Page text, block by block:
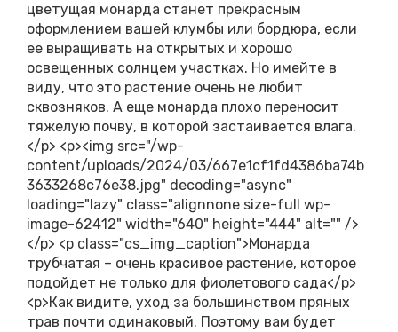
цветущая монарда станет прекрасным
оформлением вашей клумбы или бордюра, если
ее выращивать на открытых и хорошо
освещенных солнцем участках. Но имейте в
виду, что это растение очень не любит
сквозняков. А еще монарда плохо переносит
тяжелую почву, в которой застаивается влага.
</p> <p><img src="/wp-
content/uploads/2024/03/667e1cf1fd4386ba74b
3633268c76e38.jpg" decoding="async"
loading="lazy" class="alignnone size-full wp-
image-62412" width="640" height="444" alt="" />
</p> <p class="cs_img_caption">Монарда
трубчатая – очень красивое растение, которое
подойдет не только для фиолетового сада</p>
<p>Как видите, уход за большинством пряных
трав почти одинаковый. Поэтому вам будет